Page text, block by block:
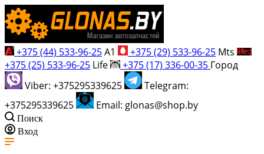
+375 (44) 533-96-25A1 +375 (29) 533-96-25 Mts
+375 (25) 533-96-25 Life +375 (17) 336-00-35 Город
Viber: +375295339625
Telegram:
+375295339625
Email: glonas@shop.by
Поиск
Вход